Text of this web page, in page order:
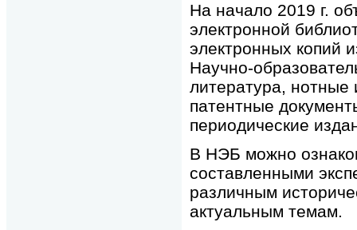
На начало 2019 г.
электронной
электронных копий
Научно-
литература, нотные
патентные
периодические
В НЭБ можно
составленными
различным
актуальным темам.